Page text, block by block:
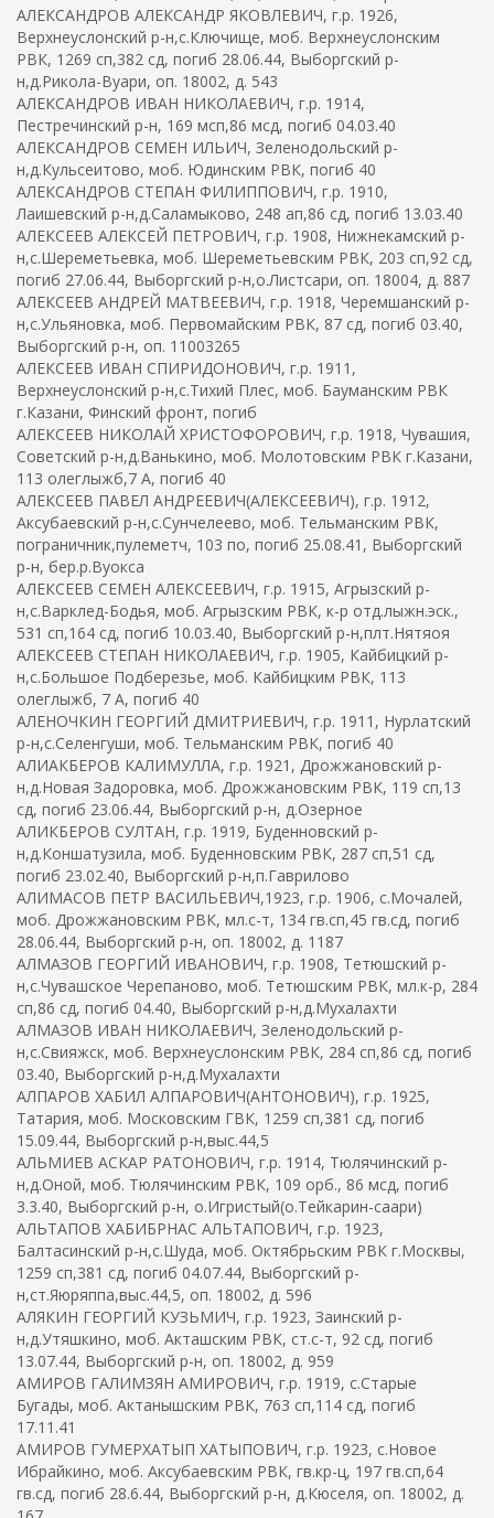
АЛЕКСАНДРОВ АЛЕКСАНДР ЯКОВЛЕВИЧ, г.р. 1926,
Верхнеуслонский р-н,с.Ключище, моб. Верхнеуслонским
РВК, 1269 сп,382 сд, погиб 28.06.44, Выборгский р-
н,д.Рикола-Вуари, оп. 18002, д. 543
АЛЕКСАНДРОВ ИВАН НИКОЛАЕВИЧ, г.р. 1914,
Пестречинский р-н, 169 мсп,86 мсд, погиб 04.03.40
АЛЕКСАНДРОВ СЕМЕН ИЛЬИЧ, Зеленодольский р-
н,д.Кульсеитово, моб. Юдинским РВК, погиб 40
АЛЕКСАНДРОВ СТЕПАН ФИЛИППОВИЧ, г.р. 1910,
Лаишевский р-н,д.Саламыково, 248 ап,86 сд, погиб 13.03.40
АЛЕКСЕЕВ АЛЕКСЕЙ ПЕТРОВИЧ, г.р. 1908, Нижнекамский р-
н,с.Шереметьевка, моб. Шереметьевским РВК, 203 сп,92 сд,
погиб 27.06.44, Выборгский р-н,о.Листсари, оп. 18004, д. 887
АЛЕКСЕЕВ АНДРЕЙ МАТВЕЕВИЧ, г.р. 1918, Черемшанский р-
н,с.Ульяновка, моб. Первомайским РВК, 87 сд, погиб 03.40,
Выборгский р-н, оп. 11003265
АЛЕКСЕЕВ ИВАН СПИРИДОНОВИЧ, г.р. 1911,
Верхнеуслонский р-н,с.Тихий Плес, моб. Бауманским РВК
г.Казани, Финский фронт, погиб
АЛЕКСЕЕВ НИКОЛАЙ ХРИСТОФОРОВИЧ, г.р. 1918, Чувашия,
Советский р-н,д.Ванькино, моб. Молотовским РВК г.Казани,
113 олеглыжб,7 А, погиб 40
АЛЕКСЕЕВ ПАВЕЛ АНДРЕЕВИЧ(АЛЕКСЕЕВИЧ), г.р. 1912,
Аксубаевский р-н,с.Сунчелеево, моб. Тельманским РВК,
пограничник,пулеметч, 103 по, погиб 25.08.41, Выборгский
р-н, бер.р.Вуокса
АЛЕКСЕЕВ СЕМЕН АЛЕКСЕЕВИЧ, г.р. 1915, Агрызский р-
н,с.Варклед-Бодья, моб. Агрызским РВК, к-р отд.лыжн.эск.,
531 сп,164 сд, погиб 10.03.40, Выборгский р-н,плт.Нятяоя
АЛЕКСЕЕВ СТЕПАН НИКОЛАЕВИЧ, г.р. 1905, Кайбицкий р-
н,с.Большое Подберезье, моб. Кайбицким РВК, 113
олеглыжб, 7 А, погиб 40
АЛЕНОЧКИН ГЕОРГИЙ ДМИТРИЕВИЧ, г.р. 1911, Нурлатский
р-н,с.Селенгуши, моб. Тельманским РВК, погиб 40
АЛИАКБЕРОВ КАЛИМУЛЛА, г.р. 1921, Дрожжановский р-
н,д.Новая Задоровка, моб. Дрожжановским РВК, 119 сп,13
сд, погиб 23.06.44, Выборгский р-н, д.Озерное
АЛИКБЕРОВ СУЛТАН, г.р. 1919, Буденновский р-
н,д.Коншатузила, моб. Буденновским РВК, 287 сп,51 сд,
погиб 23.02.40, Выборгский р-н,п.Гаврилово
АЛИМАСОВ ПЕТР ВАСИЛЬЕВИЧ,1923, г.р. 1906, с.Мочалей,
моб. Дрожжановским РВК, мл.с-т, 134 гв.сп,45 гв.сд, погиб
28.06.44, Выборгский р-н, оп. 18002, д. 1187
АЛМАЗОВ ГЕОРГИЙ ИВАНОВИЧ, г.р. 1908, Тетюшский р-
н,с.Чувашское Черепаново, моб. Тетюшским РВК, мл.к-р, 284
сп,86 сд, погиб 04.40, Выборгский р-н,д.Мухалахти
АЛМАЗОВ ИВАН НИКОЛАЕВИЧ, Зеленодольский р-
н,с.Свияжск, моб. Верхнеуслонским РВК, 284 сп,86 сд, погиб
03.40, Выборгский р-н,д.Мухалахти
АЛПАРОВ ХАБИЛ АЛПАРОВИЧ(АНТОНОВИЧ), г.р. 1925,
Татария, моб. Московским ГВК, 1259 сп,381 сд, погиб
15.09.44, Выборгский р-н,выс.44,5
АЛЬМИЕВ АСКАР РАТОНОВИЧ, г.р. 1914, Тюлячинский р-
н,д.Оной, моб. Тюлячинским РВК, 109 орб., 86 мсд, погиб
3.3.40, Выборгский р-н, о.Игристый(о.Тейкарин-саари)
АЛЬТАПОВ ХАБИБРНАС АЛЬТАПОВИЧ, г.р. 1923,
Балтасинский р-н,с.Шуда, моб. Октябрьским РВК г.Москвы,
1259 сп,381 сд, погиб 04.07.44, Выборгский р-
н,ст.Яюряппа,выс.44,5, оп. 18002, д. 596
АЛЯКИН ГЕОРГИЙ КУЗЬМИЧ, г.р. 1923, Заинский р-
н,д.Утяшкино, моб. Акташским РВК, ст.с-т, 92 сд, погиб
13.07.44, Выборгский р-н, оп. 18002, д. 959
АМИРОВ ГАЛИМЗЯН АМИРОВИЧ, г.р. 1919, с.Старые
Бугады, моб. Актанышским РВК, 763 сп,114 сд, погиб
17.11.41
АМИРОВ ГУМЕРХАТЫП ХАТЫПОВИЧ, г.р. 1923, с.Новое
Ибрайкино, моб. Аксубаевским РВК, гв.кр-ц, 197 гв.сп,64
гв.сд, погиб 28.6.44, Выборгский р-н, д.Кюселя, оп. 18002, д.